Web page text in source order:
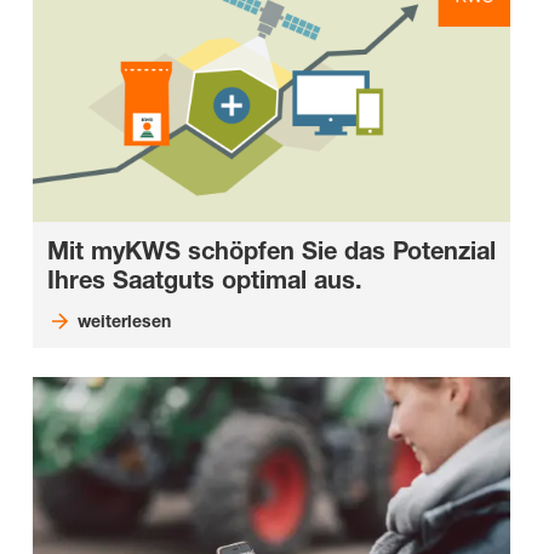
Mit myKWS schöpfen Sie das Potenzial
Ihres Saatguts optimal aus.
weiterlesen